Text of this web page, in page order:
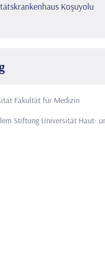
Koşuyolu
Fakultät für Medizin
Stiftung Universität Haut-